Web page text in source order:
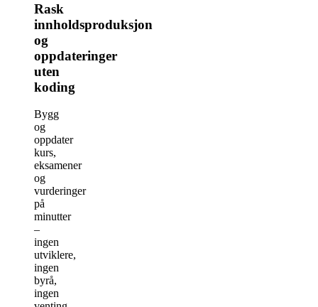
Rask
innholdsproduksjon
og
oppdateringer
uten
koding
Bygg
og
oppdater
kurs,
eksamener
og
vurderinger
på
minutter
–
ingen
utviklere,
ingen
byrå,
ingen